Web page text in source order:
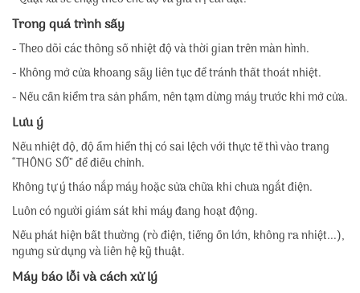
Trong quá trình sấy
- Theo dõi các thông số nhiệt độ và thời gian trên màn hình.
- Không mở cửa khoang sấy liên tục để tránh thất thoát nhiệt.
- Nếu cần kiểm tra sản phẩm, nên tạm dừng máy trước khi mở cửa.
Lưu ý
Nếu nhiệt độ, độ ẩm hiển thị có sai lệch với thực tế thì vào trang
“THÔNG SỐ” để điều chỉnh.
Không tự ý tháo nắp máy hoặc sửa chữa khi chưa ngắt điện.
Luôn có người giám sát khi máy đang hoạt động.
Nếu phát hiện bất thường (rò điện, tiếng ồn lớn, không ra nhiệt...),
ngưng sử dụng và liên hệ kỹ thuật.
Máy báo lỗi và cách xử lý